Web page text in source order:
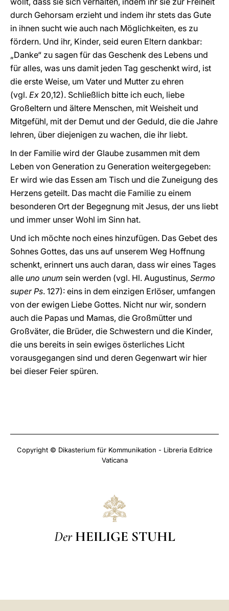
durch Gehorsam erzieht und indem ihr stets das Gute
in ihnen sucht wie auch nach Möglichkeiten, es zu
fördern. Und ihr, Kinder, seid euren Eltern dankbar:
„Danke“ zu sagen für das Geschenk des Lebens und
für alles, was uns damit jeden Tag geschenkt wird, ist
die erste Weise, um Vater und Mutter zu ehren
(vgl. Ex 20,12). Schließlich bitte ich euch, liebe
Großeltern und ältere Menschen, mit Weisheit und
Mitgefühl, mit der Demut und der Geduld, die die Jahre
lehren, über diejenigen zu wachen, die ihr liebt.
In der Familie wird der Glaube zusammen mit dem
Leben von Generation zu Generation weitergegeben:
Er wird wie das Essen am Tisch und die Zuneigung des
Herzens geteilt. Das macht die Familie zu einem
besonderen Ort der Begegnung mit Jesus, der uns liebt
und immer unser Wohl im Sinn hat.
Und ich möchte noch eines hinzufügen. Das Gebet des
Sohnes Gottes, das uns auf unserem Weg Hoffnung
schenkt, erinnert uns auch daran, dass wir eines Tages
alle uno unum sein werden (vgl. Hl. Augustinus, Sermo
super Ps. 127): eins in dem einzigen Erlöser, umfangen
von der ewigen Liebe Gottes. Nicht nur wir, sondern
auch die Papas und Mamas, die Großmütter und
Großväter, die Brüder, die Schwestern und die Kinder,
die uns bereits in sein ewiges österliches Licht
vorausgegangen sind und deren Gegenwart wir hier
bei dieser Feier spüren.
Copyright © Dikasterium für Kommunikation - Libreria Editrice
Vaticana
Der HEILIGE STUHL